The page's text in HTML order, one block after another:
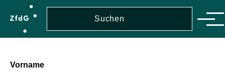
Direkt zum Inhalt
Menü
Vorname